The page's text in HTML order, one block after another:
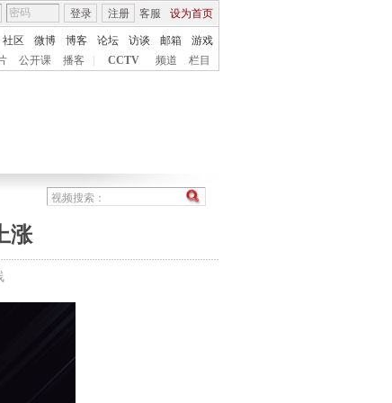
客服 设为首页
登录 注册
社区 微博 博客 论坛 访谈 邮箱
游戏
公开课 播客 CCTV 频道 栏目
涨